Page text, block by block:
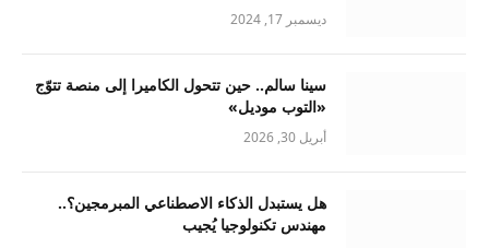
ديسمبر 17, 2024
سينا سالم.. حين تتحول الكاميرا إلى منصة تتوّج
«التوب موديل»
أبريل 30, 2026
هل يستبدل الذكاء الاصطناعي المبرمجين؟..
مهندس تكنولوجيا يُجيب